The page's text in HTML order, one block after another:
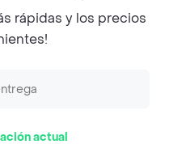
rights reserved.
rápidas y los precios
actual